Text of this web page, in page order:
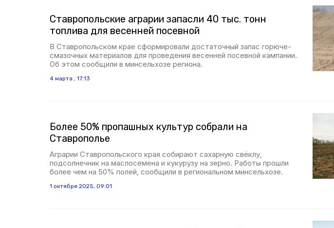
Ставропольские аграрии запасли 40 тыс. тонн
топлива для весенней посевной
В Ставропольском крае сформировали достаточный запас горюче-
смазочных материалов для проведения весенней посевной кампании.
Об этом сообщили в минсельхозе региона.
4 марта , 17:13
Более 50% пропашных культур собрали на
Ставрополье
Аграрии Ставропольского края собирают сахарную свёклу,
подсолнечник на маслосемена и кукурузу на зерно. Работы прошли
более чем на 50% полей, сообщили в региональном минсельхозе.
1 октября 2025, 09:01